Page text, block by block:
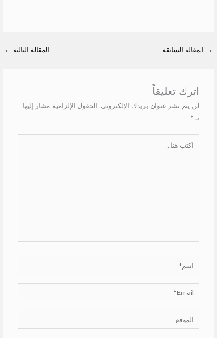
→ المقالة السابقة المقالة التالية ←
اترك تعليقاً
لن يتم نشر عنوان بريدك الإلكتروني. الحقول الإلزامية مشار إليها
بـ *
اسم*
Email*
الموقع